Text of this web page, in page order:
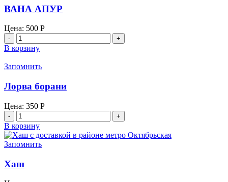
из
горного
щавеля)
ВАНА АПУР
Цена: 500 Р
Количество
товара
ВАНА
АПУР
В корзину
Запомнить
Лорва борани
Цена: 350 Р
Количество
товара
Лорва
борани
В корзину
Запомнить
Хаш